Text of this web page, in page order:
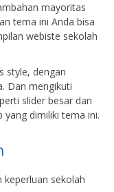
mayoritas
tema ini Anda bisa
webiste sekolah
style, dengan
Dan mengikuti
slider besar dan
dimiliki tema ini.
keperluan sekolah